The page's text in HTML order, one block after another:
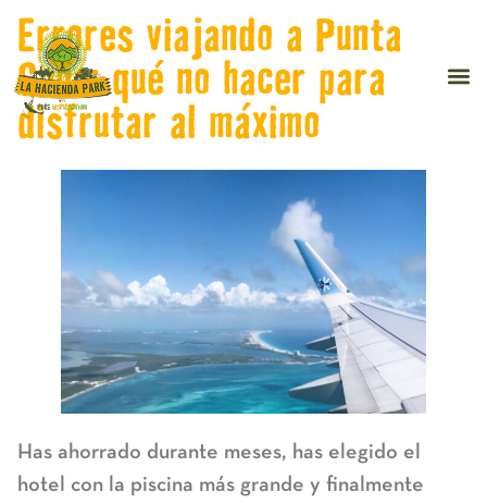
Errores viajando a Punta
Cana: qué no hacer para
disfrutar al máximo
Has ahorrado durante meses, has elegido el
hotel con la piscina más grande y finalmente